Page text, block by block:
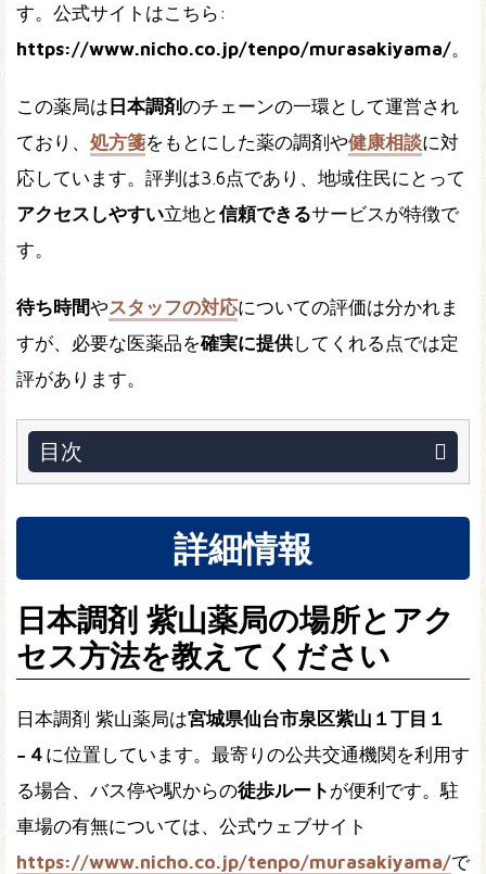
す。公式サイトはこちら:
https://www.nicho.co.jp/tenpo/murasakiyama/。
この薬局は日本調剤のチェーンの一環として運営され
ており、 処方箋をもとにした薬の調剤や健康相談に対
応しています。評判は3.6点であり、地域住民にとって
アクセスしやすい立地と信頼できるサービスが特徴で
す。
待ち時間やスタッフの対応についての評価は分かれま
すが、必要な医薬品を確実に提供してくれる点では定
評があります。
目次
詳細情報
日本調剤 紫山薬局の場所とアク
セス方法を教えてください
日本調剤 紫山薬局は宮城県仙台市泉区紫山１丁目１
−４ に位置しています。最寄りの公共交通機関を利用す
る場合、バス停や駅からの徒歩ルート が便利です。駐
車場の有無については、公式ウェブサイト
https://www.nicho.co.jp/tenpo/murasakiyama/で